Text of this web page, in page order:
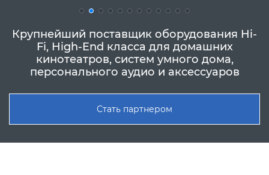
Крупнейший поставщик оборудования Hi-
Fi, High-End класса для домашних
кинотеатров, систем умного дома,
персонального аудио и аксессуаров
Стать партнером